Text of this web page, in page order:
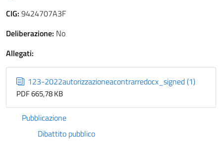
CIG: 9424707A3F
Deliberazione: No
Allegati:
123-2022autorizzazioneacontrarredocx_signed (1)
PDF 665,78 KB
Pubblicazione
Dibattito pubblico